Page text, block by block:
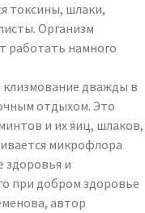
токсины, шлаки,
Организм
работать намного
дважды в
отдыхом. Это
и их яиц, шлаков,
микрофлора
здоровья и
при добром здоровье
автор